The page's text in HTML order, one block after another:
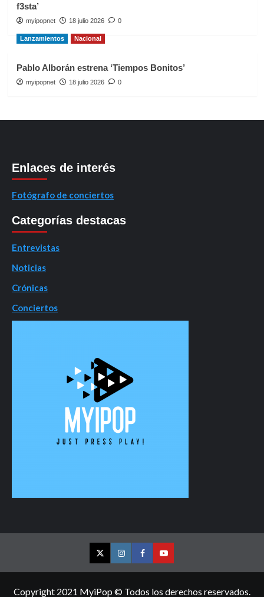
f3sta’
myipopnet 18 julio 2026 0
Lanzamientos Nacional
Pablo Alborán estrena ‘Tiempos Bonitos’
myipopnet 18 julio 2026 0
Enlaces de interés
Fotógrafo de conciertos
Categorías destacas
Entrevistas
Noticias
Crónicas
Conciertos
TwitterInstagramFacebookYouTube
Copyright 2021 MyiPop © Todos los derechos reservados.